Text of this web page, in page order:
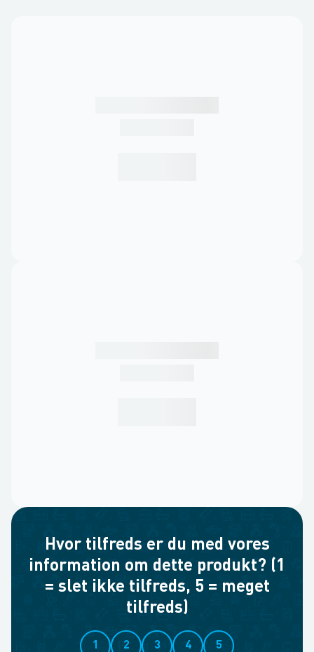
Hvor tilfreds er du med vores
information om dette produkt? (1
= slet ikke tilfreds, 5 = meget
tilfreds)
1 2 3 4 5